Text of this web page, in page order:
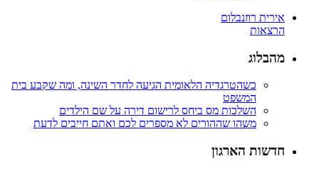
אירית רוזנבלום
הרצאות
מהבלוג
כשהטרגדיה הלאומית הגיעה לחדר השינה, ומה שקבע בית
המשפט
השלכות מס ביחס לרישום דירה על שם הילדים
משהו שההורים לא מספרים לכם ואתם חייבים לדעת
חדשות הארגון